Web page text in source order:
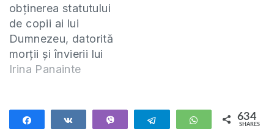
obținerea statutului
de copii ai lui
Dumnezeu, datorită
morții și învierii lui
Hristos! Dumnezeu
propovăduim pe
Hristos Cel răstignit
Irina Panainte
Telegram WhatsApp
634
SHARES